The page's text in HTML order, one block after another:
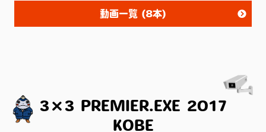
動画一覧 (8本)
3×3 PREMIER.EXE 2017
KOBE